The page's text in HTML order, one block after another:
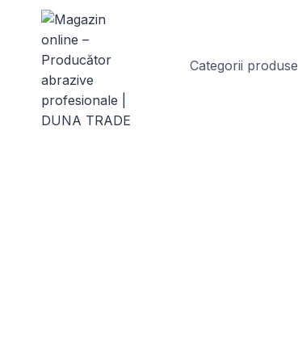
content
Categorii produse